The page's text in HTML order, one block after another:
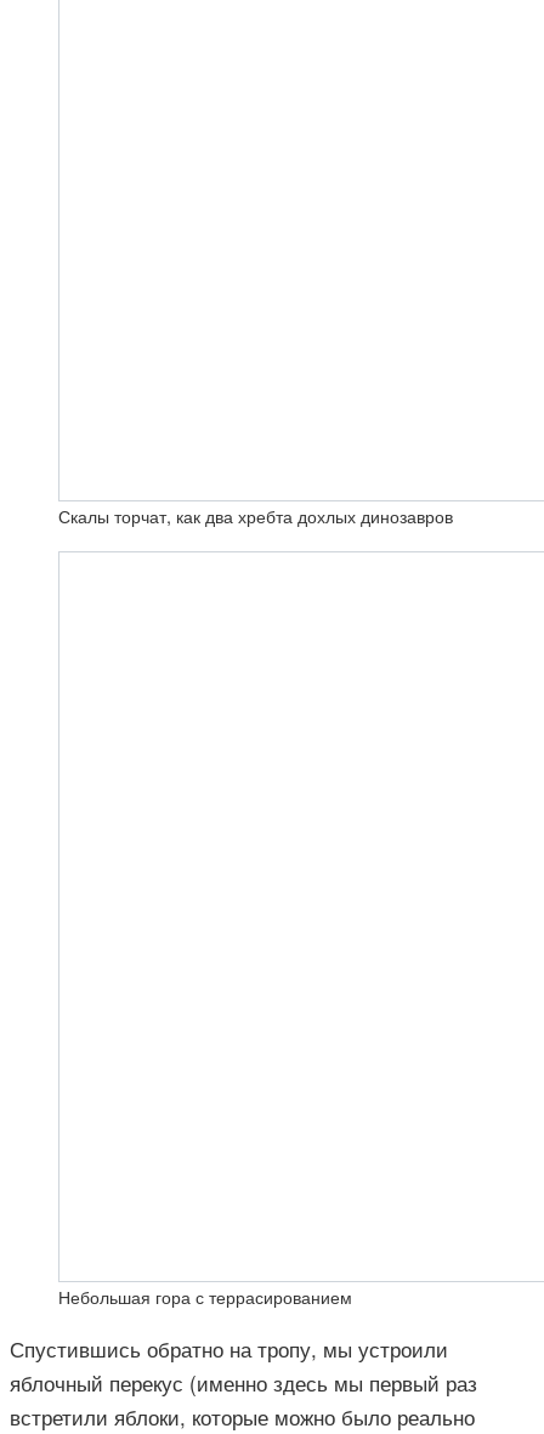
Скалы торчат, как два хребта дохлых динозавров
Небольшая гора с террасированием
Спустившись обратно на тропу, мы устроили
яблочный перекус (именно здесь мы первый раз
встретили яблоки, которые можно было реально